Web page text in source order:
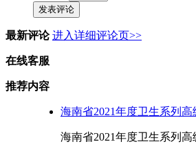
发表评论
最新评论 进入详细评论页>>
在线客服
推荐内容
海南省2021年度卫生系列
海南省2021年度卫生系列